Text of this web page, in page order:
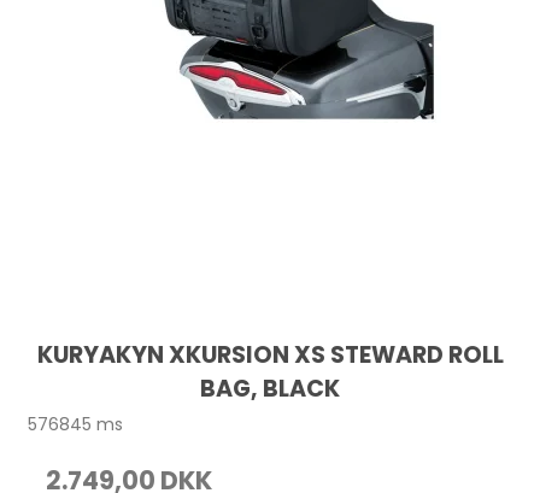
KURYAKYN XKURSION XS STEWARD ROLL
BAG, BLACK
576845 ms
2.749,00 DKK